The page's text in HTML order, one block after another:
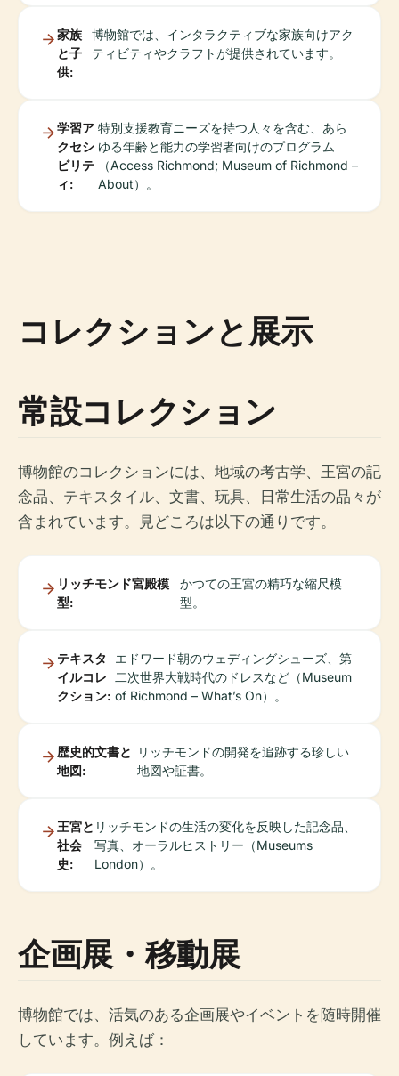
家族
と子
供:
博物館では、インタラクティブな家族向けアク
ティビティやクラフトが提供されています。
学習ア
クセシ
ビリテ
ィ:
特別支援教育ニーズを持つ人々を含む、あら
ゆる年齢と能力の学習者向けのプログラム
（Access Richmond; Museum of Richmond –
About）。
コレクションと展示
常設コレクション
博物館のコレクションには、地域の考古学、王宮の記
念品、テキスタイル、文書、玩具、日常生活の品々が
含まれています。見どころは以下の通りです。
リッチモンド宮殿模
型:
かつての王宮の精巧な縮尺模
型。
テキスタ
イルコレ
クション:
エドワード朝のウェディングシューズ、第
二次世界大戦時代のドレスなど（Museum
of Richmond – What’s On）。
歴史的文書と
地図:
リッチモンドの開発を追跡する珍しい
地図や証書。
王宮と
社会
史:
リッチモンドの生活の変化を反映した記念品、
写真、オーラルヒストリー（Museums
London）。
企画展・移動展
博物館では、活気のある企画展やイベントを随時開催
しています。例えば：